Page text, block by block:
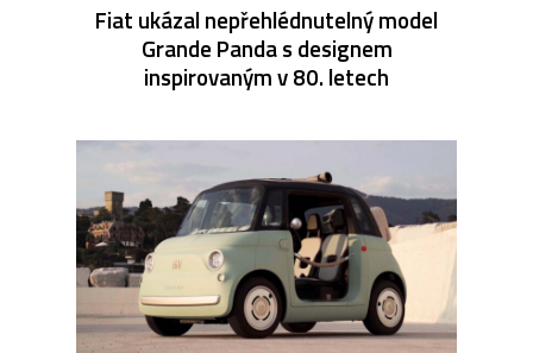
Fiat ukázal nepřehlédnutelný model
Grande Panda s designem
inspirovaným v 80. letech